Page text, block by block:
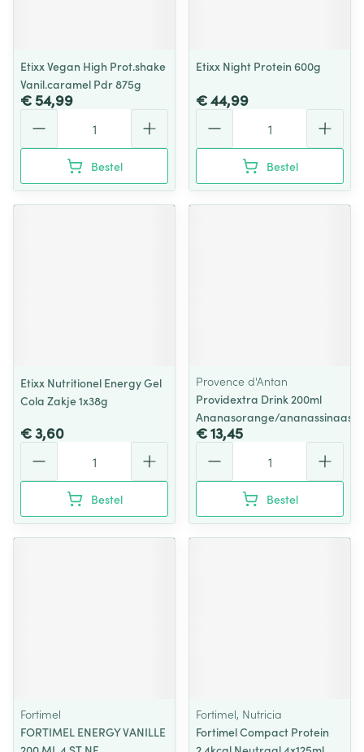
Etixx Vegan High Prot.shake
Vanil.caramel Pdr 875g
€ 54,99
Bestel
Etixx Night Protein 600g
€ 44,99
Bestel
Etixx Nutritionel Energy Gel
Cola Zakje 1x38g
€ 3,60
Bestel
Provence d'Antan
Providextra Drink 200ml
Ananasorange/ananassinaas
€ 13,45
Bestel
Fortimel
FORTIMEL ENERGY VANILLE
Fortimel, Nutricia
Fortimel Compact Protein